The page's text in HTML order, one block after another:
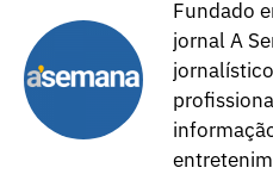
Fundado
jornal A